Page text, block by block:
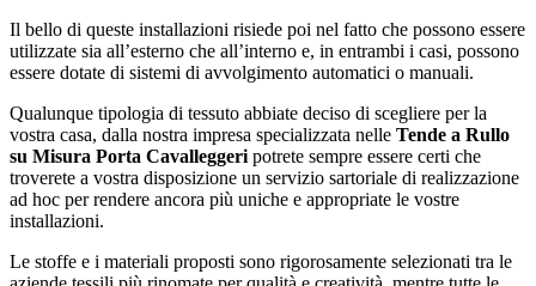
Il bello di queste installazioni risiede poi nel fatto che possono essere
utilizzate sia all’esterno che all’interno e, in entrambi i casi, possono
essere dotate di sistemi di avvolgimento automatici o manuali.
Qualunque tipologia di tessuto abbiate deciso di scegliere per la
vostra casa, dalla nostra impresa specializzata nelle Tende a Rullo
su Misura Porta Cavalleggeri potrete sempre essere certi che
troverete a vostra disposizione un servizio sartoriale di realizzazione
ad hoc per rendere ancora più uniche e appropriate le vostre
installazioni.
Le stoffe e i materiali proposti sono rigorosamente selezionati tra le